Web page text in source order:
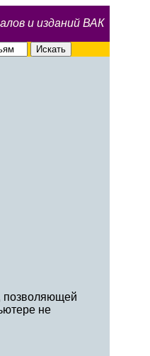
и изданий ВАК
позволяющей
не